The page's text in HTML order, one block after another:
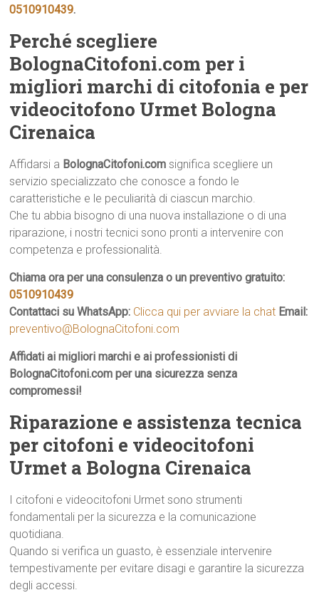
0510910439.
Perché scegliere
BolognaCitofoni.com per i
migliori marchi di citofonia e per
videocitofono Urmet Bologna
Cirenaica
Affidarsi a BolognaCitofoni.com significa scegliere un
servizio specializzato che conosce a fondo le
caratteristiche e le peculiarità di ciascun marchio.
Che tu abbia bisogno di una nuova installazione o di una
riparazione, i nostri tecnici sono pronti a intervenire con
competenza e professionalità.
Chiama ora per una consulenza o un preventivo gratuito:
0510910439
Contattaci su WhatsApp: Clicca qui per avviare la chat Email:
preventivo@BolognaCitofoni.com
Affidati ai migliori marchi e ai professionisti di
BolognaCitofoni.com per una sicurezza senza
compromessi!
Riparazione e assistenza tecnica
per citofoni e videocitofoni
Urmet a Bologna Cirenaica
I citofoni e videocitofoni Urmet sono strumenti
fondamentali per la sicurezza e la comunicazione
quotidiana.
Quando si verifica un guasto, è essenziale intervenire
tempestivamente per evitare disagi e garantire la sicurezza
degli accessi.